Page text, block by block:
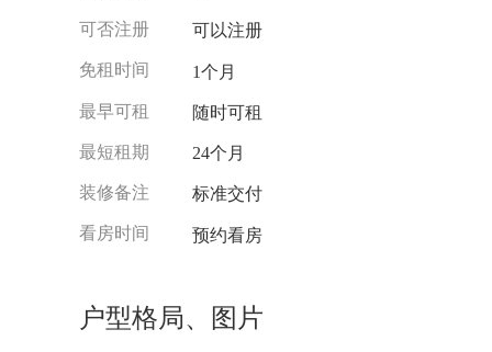
可否注册 可以注册
免租时间 1个月
最早可租 随时可租
最短租期 24个月
装修备注 标准交付
看房时间 预约看房
户型格局、图片